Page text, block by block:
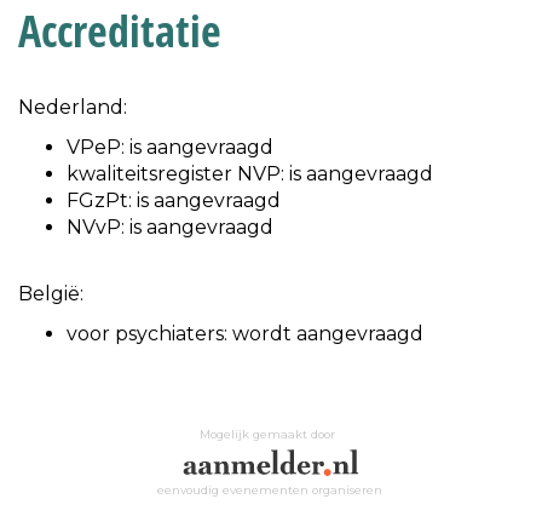
Accreditatie
Nederland:
VPeP: is aangevraagd
kwaliteitsregister NVP: is aangevraagd
FGzPt: is aangevraagd
NVvP: is aangevraagd
België:
voor psychiaters: wordt aangevraagd
Mogelijk gemaakt door
eenvoudig evenementen organiseren